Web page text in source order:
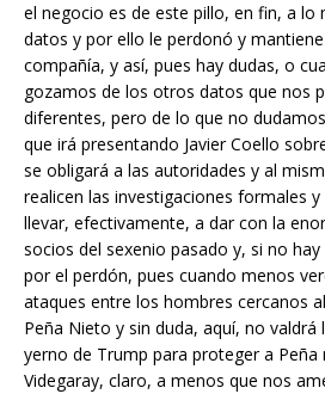
el negocio es de este pillo, en fin, a
datos y por ello le perdonó y
compañía, y así, pues hay dudas, o
gozamos de los otros datos que nos
diferentes, pero de lo que no
que irá presentando Javier Coello
se obligará a las autoridades y al
realicen las investigaciones formales
llevar, efectivamente, a dar con la
socios del sexenio pasado y, si no
por el perdón, pues cuando menos
ataques entre los hombres cercanos
Peña Nieto y sin duda, aquí, no valdrá
yerno de Trump para proteger a Peña
Videgaray, claro, a menos que nos